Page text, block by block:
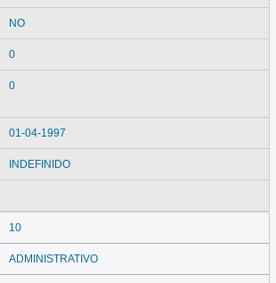
NO
0
0
01-04-1997
INDEFINIDO
10
ADMINISTRATIVO